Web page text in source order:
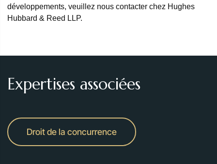
développements, veuillez nous contacter chez Hughes
Hubbard & Reed LLP.
Expertises associées
Droit de la concurrence